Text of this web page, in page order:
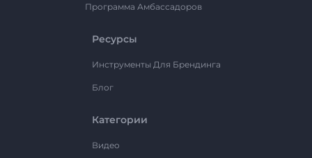
Программа Амбассадоров
Ресурсы
Инструменты Для Брендинга
Блог
Категории
Видео